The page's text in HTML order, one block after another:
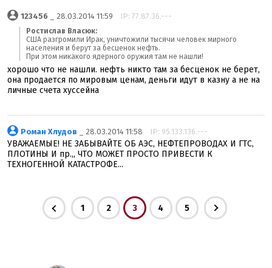
123456 _ 28.03.2014 11:59 IP: 77.87.36.---
Ростислав Власюк:
США разгромили Ирак, уничтожили тысячи человек мирного
населения и берут за бесценок нефть.
При этом никакого ядерного оружия там не нашли!
хорошо что не нашли. нефть никто там за бесценок не берет,
она продается по мировым ценам, деньги идут в казну а не на
личные счета хуссейна
Роман Хлудов _ 28.03.2014 11:58 IP: 95.133.136.---
УВАЖАЕМЫЕ! НЕ ЗАБЫВАЙТЕ ОБ АЭС, НЕФТЕПРОВОДАХ И ГТС,
ПЛОТИНЫ И пр.,, ЧТО МОЖЕТ ПРОСТО ПРИВЕСТИ К
ТЕХНОГЕННОЙ КАТАСТРОФЕ...
1 2 3 4 5